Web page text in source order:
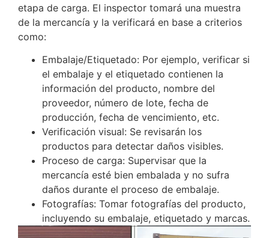
etapa de carga. El inspector tomará una muestra
de la mercancía y la verificará en base a criterios
como:
Embalaje/Etiquetado: Por ejemplo, verificar si
el embalaje y el etiquetado contienen la
información del producto, nombre del
proveedor, número de lote, fecha de
producción, fecha de vencimiento, etc.
Verificación visual: Se revisarán los
productos para detectar daños visibles.
Proceso de carga: Supervisar que la
mercancía esté bien embalada y no sufra
daños durante el proceso de embalaje.
Fotografías: Tomar fotografías del producto,
incluyendo su embalaje, etiquetado y marcas.